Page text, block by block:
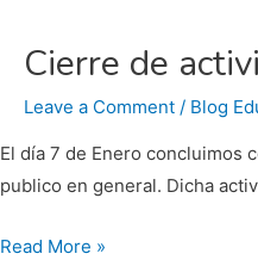
Cierre de
Leave a Comment / Blog
El día 7 de Enero concluimos
publico en general. Dicha
Cierre
Read More »